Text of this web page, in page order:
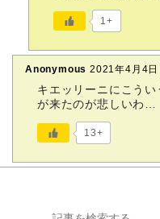
1+
Anonymous 2021年4月4
キエッリーニにこう
が来たのが悲しいわ…
13+